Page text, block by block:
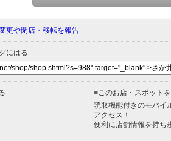
更や閉店・移転を報告
にはる
■このお店・スポット
読取機能付きのモバイ
アクセス！
便利に店舗情報を持ち